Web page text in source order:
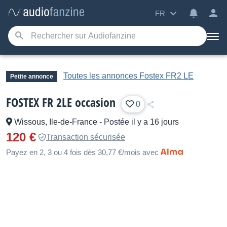
FR
Petite annonce Toutes les annonces Fostex FR2 LE
FOSTEX FR 2LE occasion 0
Wissous, Ile-de-France - Postée il y a 16 jours
120 €
Transaction sécurisée
Payez en 2, 3 ou 4 fois dès 30,77 €/mois avec